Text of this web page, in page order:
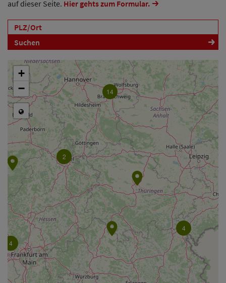
auf dieser Seite. Hier gehts zum Formular.
Suchen
4
2
5
14
4
+
−